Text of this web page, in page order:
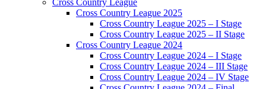
Cross Country League 2025
Cross Country League 2025 – I Stage
Cross Country League 2025 – II Stage
Cross Country League 2024
Cross Country League 2024 – I Stage
Cross Country League 2024 – III Stage
Cross Country League 2024 – IV Stage